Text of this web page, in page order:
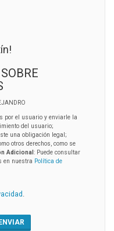
por el usuario y enviarle la
del usuario;
una obligación legal;
otros derechos, como se
Adicional : Puede consultar
en nuestra Política de